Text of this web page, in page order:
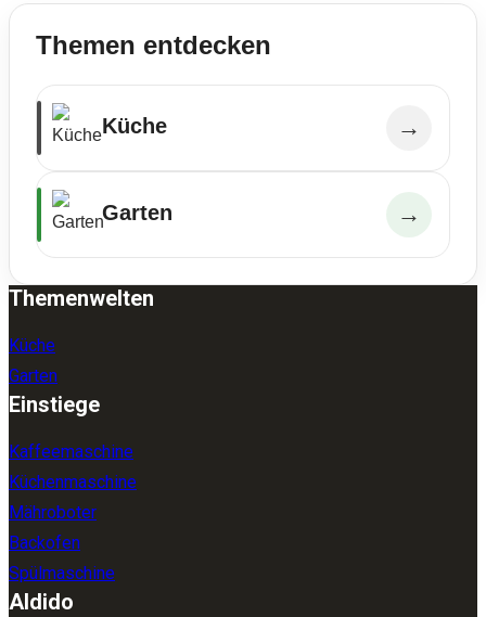
Themen entdecken
Küche →
Garten →
Themenwelten
Küche
Garten
Einstiege
Kaffeemaschine
Küchenmaschine
Mähroboter
Backofen
Spülmaschine
Aldido